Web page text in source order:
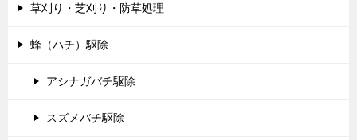
草刈り・芝刈り・防草処理
蜂（ハチ）駆除
アシナガバチ駆除
スズメバチ駆除